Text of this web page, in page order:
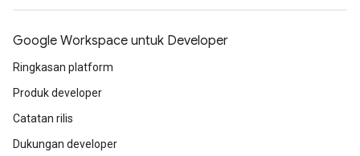
Google Workspace untuk Developer
Ringkasan platform
Produk developer
Catatan rilis
Dukungan developer